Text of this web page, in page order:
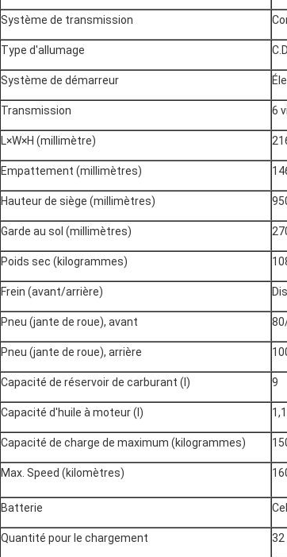
Système de transmission
Type d'allumage
Système de démarreur
Transmission 6
L×W×H (millimètre)
Empattement (millimètres)
Hauteur de siège (millimètres)
Garde au sol (millimètres)
Poids sec (kilogrammes)
Frein (avant/arrière)
Pneu (jante de roue), avant
Pneu (jante de roue), arrière
Capacité de réservoir de carburant (l) 9
Capacité d'huile à moteur (l) 1,1
Capacité de charge de maximum (kilogrammes)
Max. Speed (kilomètres)
Batterie
Quantité pour le chargement 32